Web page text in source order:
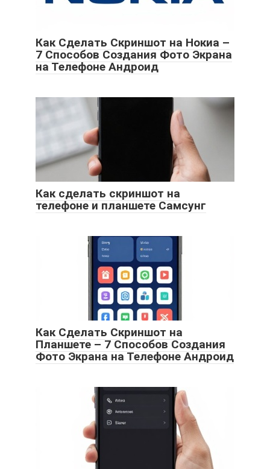
Как Сделать Скриншот на Нокиа –
7 Способов Создания Фото Экрана
на Телефоне Андроид
Как сделать скриншот на
телефоне и планшете Самсунг
Как Сделать Скриншот на
Планшете – 7 Способов Создания
Фото Экрана на Телефоне Андроид